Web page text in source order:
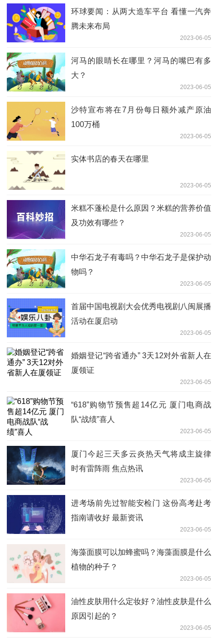
环球要闻：从两大造车平台 看懂一汽奔
腾未来布局
2023-06-05
河马的眼睛长在哪里？河马的嘴巴有多
大？
2023-06-05
沙特宣布将在7月份每日额外减产原油
100万桶
2023-06-05
实体书店的春天在哪里
2023-06-05
米糕不蓬松是什么原因？米糕的营养价值
及功效有哪些？
2023-06-05
中华石龙子有毒吗？中华石龙子是保护动
物吗？
2023-06-05
首届中国电视剧大会优秀电视剧八闽展播
活动在厦启动
2023-06-05
婚姻登记“跨省通办” 3天12对外省新人在
厦领证
2023-06-05
“618”购物节预售超14亿元 厦门电商战
队“战绩”喜人
2023-06-05
厦门今起三天多云炎热天气将成主旋律
时有雷阵雨 焦点热讯
2023-06-05
进考场前先过智能安检门 这份高考赴考
指南请收好 最新资讯
2023-06-05
海藻面膜可以加蜂蜜吗？海藻面膜是什么
植物的种子？
2023-06-05
油性皮肤用什么定妆好？油性皮肤是什么
原因引起的？
2023-06-05